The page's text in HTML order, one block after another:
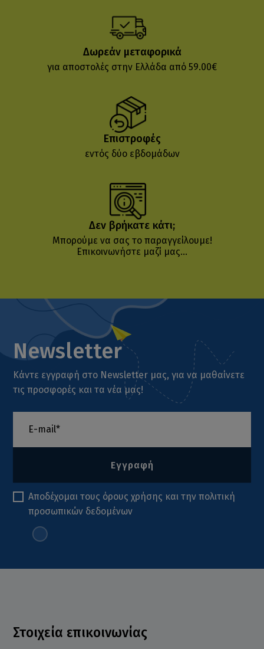
Δωρεάν μεταφορικά
για αποστολές στην Ελλάδα από 59.00€
Επιστροφές
εντός δύο εβδομάδων
Δεν βρήκατε κάτι;
Μπορούμε να σας το παραγγείλουμε!
Επικοινωνήστε μαζί μας...
Newsletter
Κάντε εγγραφή στο Newsletter μας, για να μαθαίνετε
τις προσφορές και τα νέα μας!
Εγγραφή
Αποδέχομαι τους όρους χρήσης και τηνπολιτική
προσωπικών δεδομένων
Στοιχεία επικοινωνίας